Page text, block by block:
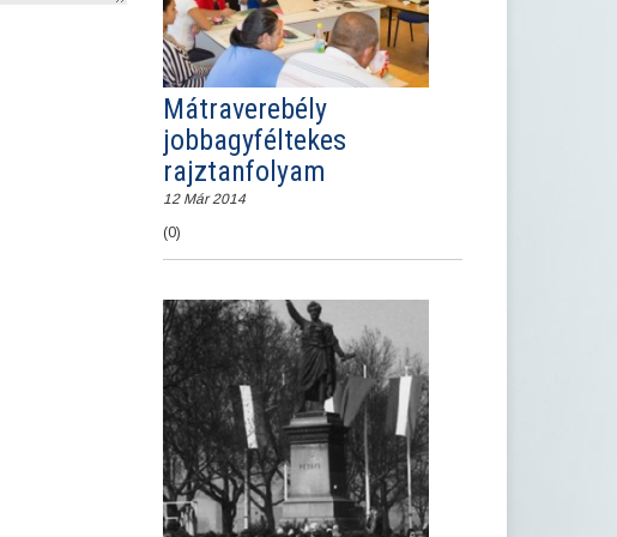
Mátraverebély
jobbagyféltekes
rajztanfolyam
12 Már 2014
(0)